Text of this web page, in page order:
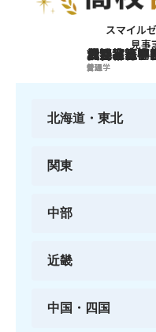
スマイル
見事
日比谷高等
普通
横浜翠嵐高
普通
渋谷教育学
普通
大宮高等学
普通
刈谷高等学
普通
北野高等学
文理学
北海道・東北
関東
中部
近畿
中国・四国